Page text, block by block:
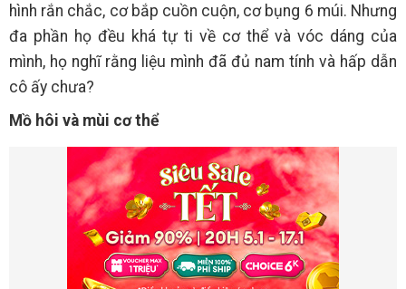
hình rắn chắc, cơ bắp cuồn cuộn, cơ bụng 6 múi. Nhưng
đa phần họ đều khá tự ti về cơ thể và vóc dáng của
mình, họ nghĩ rằng liệu mình đã đủ nam tính và hấp dẫn
cô ấy chưa?
Mồ hôi và mùi cơ thể